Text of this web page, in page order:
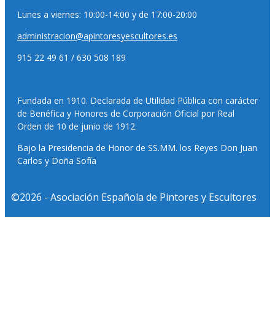
Lunes a viernes: 10:00-14:00 y de 17:00-20:00
administracion@apintoresyescultores.es
915 22 49 61 / 630 508 189
Fundada en 1910. Declarada de Utilidad Pública con carácter
de Benéfica y Honores de Corporación Oficial por Real
Orden de 10 de junio de 1912.
Bajo la Presidencia de Honor de SS.MM. los Reyes Don Juan
Carlos y Doña Sofía
©2026 - Asociación Española de Pintores y Escultores